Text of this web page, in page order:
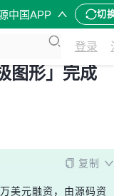
中国APP 切
登录
图形」完成
复制
美元融资，由源码资